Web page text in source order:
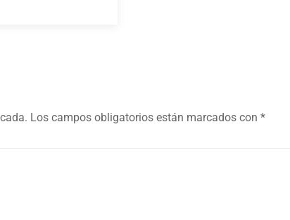
Los campos obligatorios están marcados con *